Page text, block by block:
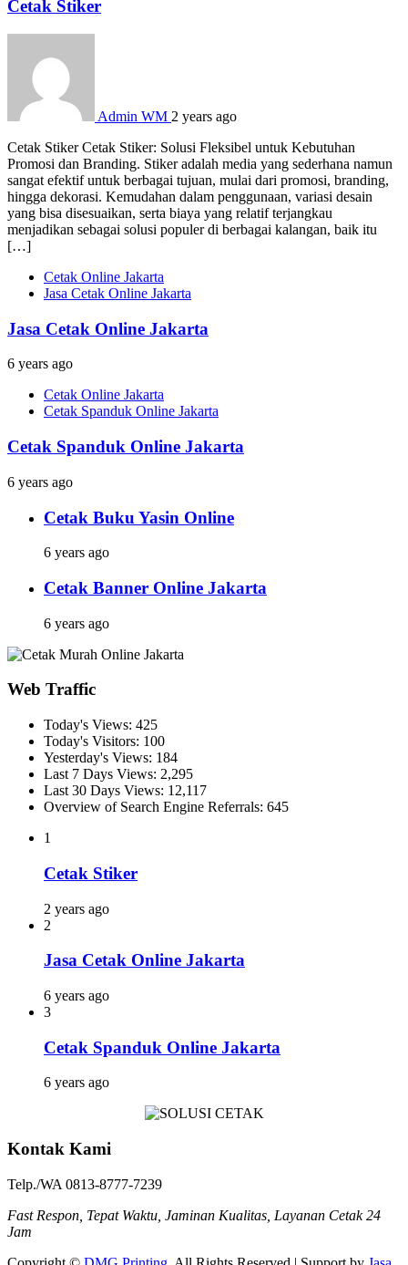
Cetak Stiker
Admin WM 2 years ago
Cetak Stiker Cetak Stiker: Solusi Fleksibel untuk Kebutuhan
Promosi dan Branding. Stiker adalah media yang sederhana namun
sangat efektif untuk berbagai tujuan, mulai dari promosi, branding,
hingga dekorasi. Kemudahan dalam penggunaan, variasi desain
yang bisa disesuaikan, serta biaya yang relatif terjangkau
menjadikan sebagai solusi populer di berbagai kalangan, baik itu
[…]
Cetak Online Jakarta
Jasa Cetak Online Jakarta
Jasa Cetak Online Jakarta
6 years ago
Cetak Online Jakarta
Cetak Spanduk Online Jakarta
Cetak Spanduk Online Jakarta
6 years ago
Cetak Buku Yasin Online
6 years ago
Cetak Banner Online Jakarta
6 years ago
Web Traffic
Today's Views: 425
Today's Visitors: 100
Yesterday's Views: 184
Last 7 Days Views: 2,295
Last 30 Days Views: 12,117
Overview of Search Engine Referrals: 645
1
Cetak Stiker
2 years ago
2
Jasa Cetak Online Jakarta
6 years ago
3
Cetak Spanduk Online Jakarta
6 years ago
Kontak Kami
Telp./WA 0813-8777-7239
Fast Respon, Tepat Waktu, Jaminan Kualitas, Layanan Cetak 24
Jam